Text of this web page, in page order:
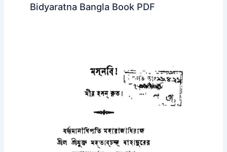
Bidyaratna Bangla Book PDF